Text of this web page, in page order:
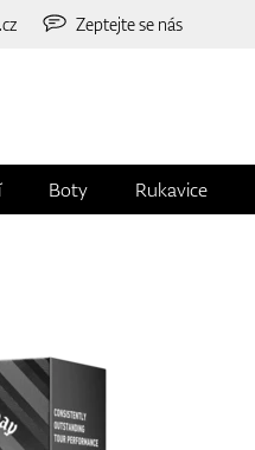
Zeptejte se nás
Boty Rukavice